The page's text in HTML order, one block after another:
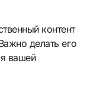
контент
делать его
вашей